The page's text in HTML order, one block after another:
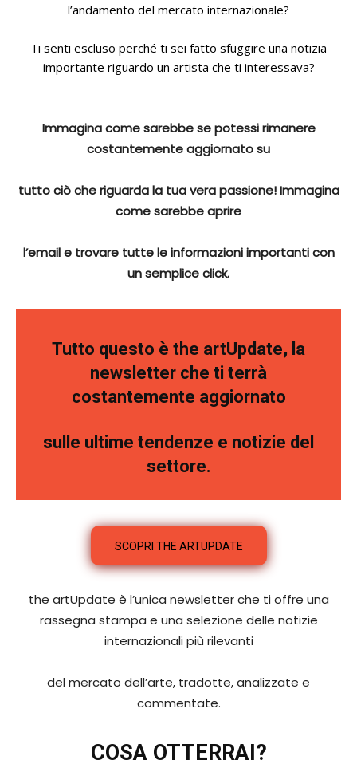
l’andamento del mercato internazionale?
Ti senti escluso perché ti sei fatto sfuggire una notizia
importante riguardo un artista che ti interessava?
Immagina come sarebbe se potessi rimanere
costantemente aggiornato su
tutto ciò che riguarda la tua vera passione! Immagina
come sarebbe aprire
l’email e trovare tutte le informazioni importanti con
un semplice click.
Tutto questo è the artUpdate, la
newsletter che ti terrà
costantemente aggiornato
sulle ultime tendenze e notizie del
settore.
SCOPRI THE ARTUPDATE
the artUpdate è l’unica newsletter che ti offre una
rassegna stampa e una selezione delle notizie
internazionali più rilevanti
del mercato dell’arte, tradotte, analizzate e
commentate.
COSA OTTERRAI?